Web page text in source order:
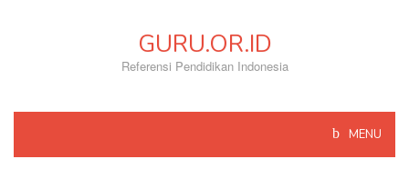
GURU.OR.ID
Referensi Pendidikan Indonesia
MENU